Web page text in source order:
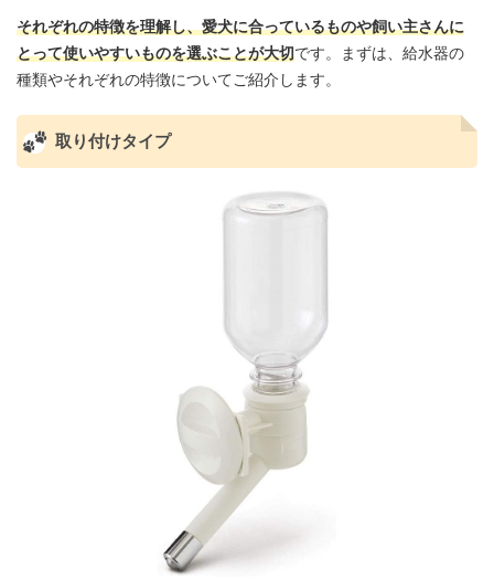
それぞれの特徴を理解し、愛犬に合っているものや飼い主さんに
とって使いやすいものを選ぶことが大切です。まずは、給水器の
種類やそれぞれの特徴についてご紹介します。
取り付けタイプ